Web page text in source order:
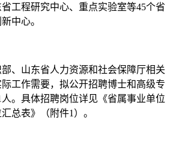
工程研究中心、重点实验室等45个省
中心。
、山东省人力资源和社会保障厅相关
工作需要，拟公开招聘博士和高级专
。具体招聘岗位详见《省属事业单位
总表》（附件1）。